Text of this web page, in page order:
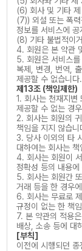
(6) 회사 및 기타
(7)) 외설 또는 폭
정보를 서비스에 공
(8) 기타 불법적이
4. 회원은 본 약관
5. 회원은 서비스
복제, 변경, 번역,
제공할 수 없습니다.
제13조 (책임제한)
1. 회사는 천재지변
제공할 수 없는 경
2. 회사는 회원의
책임을 지지 않습니
3. 당사 이외의 타
대하여는 회사는
4. 회사는 회원이
정확성 등의 내용
5. 회사는 회원간
거래 등을 한 경우
6. 회사는 무료로
규정이 없는 한 책
7. 본 약관의 적용
배상, 소송 등에 대
[부칙]
이전에 시행되던